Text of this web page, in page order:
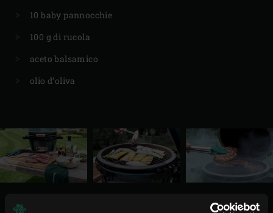
10 baby pannocchie
100 g di rucola
aceto balsamico
olio d’oliva
PREPARAZIONE